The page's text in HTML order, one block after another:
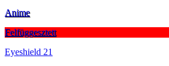
Anime
Felfüggesztett
Eyeshield 21